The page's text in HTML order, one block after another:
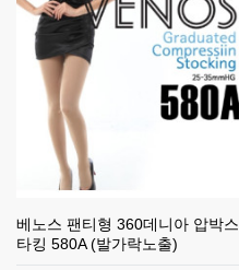
베노스 팬티형 360데니아 압박스
타킹 580A (발가락노출)